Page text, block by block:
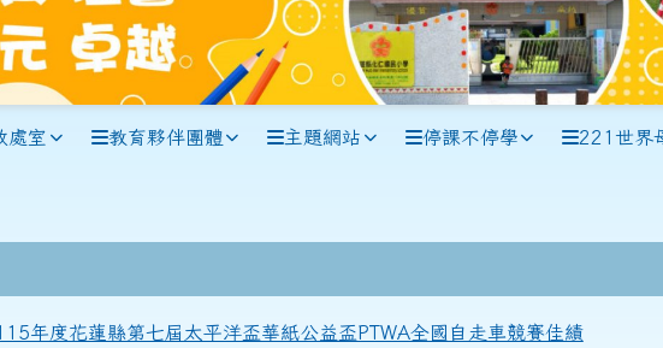
處室 教育夥伴團體 主題網站 停課不停學 221世界
年度花蓮縣第七屆太平洋盃華紙公益盃PTWA全國自走車競賽佳績